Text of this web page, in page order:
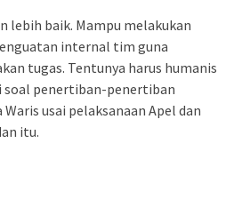
lebih baik. Mampu melakukan
internal tim guna
tugas. Tentunya harus humanis
soal penertiban-penertiban
usai pelaksanaan Apel dan
itu.